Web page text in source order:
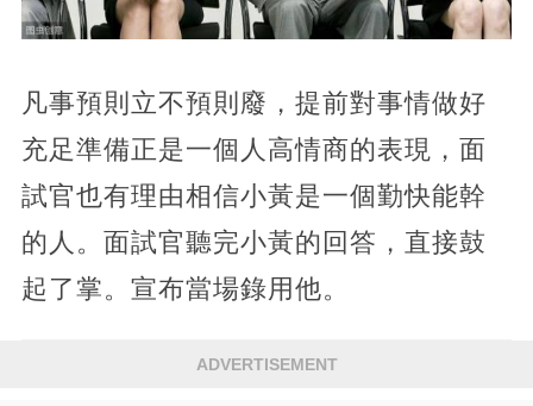
凡事預則立不預則廢，提前對事情做好
充足準備正是一個人高情商的表現，面
試官也有理由相信小黃是一個勤快能幹
的人。面試官聽完小黃的回答，直接鼓
起了掌。宣布當場錄用他。
ADVERTISEMENT